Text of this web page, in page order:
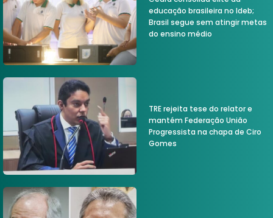
educação brasileira no Ideb;
Brasil segue sem atingir metas
do ensino médio
TRE rejeita tese do relator e
mantém Federação União
Progressista na chapa de Ciro
Gomes